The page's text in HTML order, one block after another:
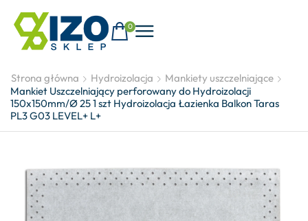
0
Strona główna Hydroizolacja
Mankiety uszczelniające
Mankiet Uszczelniający perforowany do Hydroizolacji
150x150mm/Ø 25 1 szt Hydroizolacja Łazienka Balkon Taras
PL3 G03 LEVEL+ L+